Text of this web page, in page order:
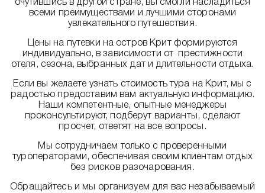
очутившись в другой стране, вы смогли насладиться
всеми преимуществами и лучшими сторонами
увлекательного путешествия.
Цены на путевки на остров Крит формируются
индивидуально, в зависимости от престижности
отеля, сезона, выбранных дат и длительности отдыха.
Если вы желаете узнать стоимость тура на Крит, мы с
радостью предоставим вам актуальную информацию.
Наши компетентные, опытные менеджеры
проконсультируют, подберут варианты, сделают
просчет, ответят на все вопросы.
Мы сотрудничаем только с проверенными
туроператорами, обеспечивая своим клиентам отдых
без рисков разочарования.
Обращайтесь и мы организуем для вас незабываемый